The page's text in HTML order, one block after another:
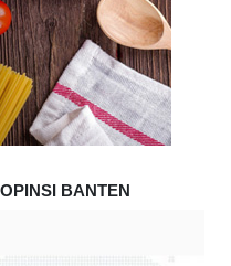
BANTEN